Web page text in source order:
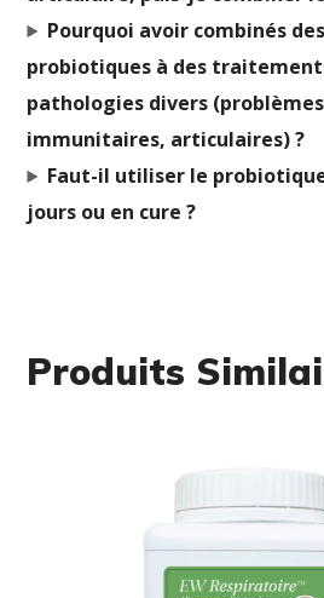
Pourquoi avoir combinés
probiotiques à des
pathologies divers
immunitaires, articulaires) ?
Faut-il utiliser le
jours ou en cure ?
Produits